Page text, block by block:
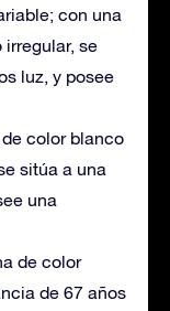
con una
irregular, se
luz, y posee
de color blanco
sitúa a una
una
de color
de 67 años